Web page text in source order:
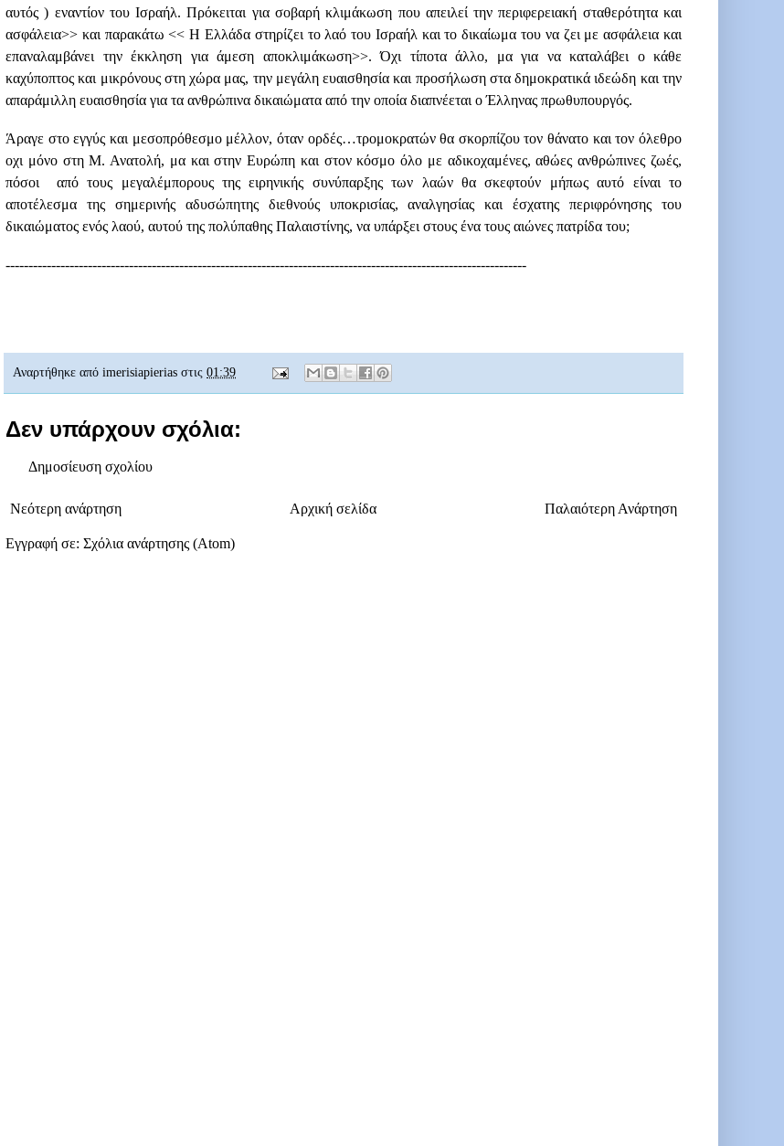
αυτός ) εναντίον του Ισραήλ. Πρόκειται για σοβαρή κλιμάκωση που απειλεί την περιφερειακή σταθερότητα και
ασφάλεια>> και παρακάτω << Η Ελλάδα στηρίζει το λαό του Ισραήλ και το δικαίωμα του να ζει με ασφάλεια και
επαναλαμβάνει την έκκληση για άμεση αποκλιμάκωση>>. Όχι τίποτα άλλο, μα για να καταλάβει ο κάθε
καχύποπτος και μικρόνους στη χώρα μας, την μεγάλη ευαισθησία και προσήλωση στα δημοκρατικά ιδεώδη και την
απαράμιλλη ευαισθησία για τα ανθρώπινα δικαιώματα από την οποία διαπνέεται ο Έλληνας πρωθυπουργός.
Άραγε στο εγγύς και μεσοπρόθεσμο μέλλον, όταν ορδές…τρομοκρατών θα σκορπίζου τον θάνατο και τον όλεθρο
οχι μόνο στη Μ. Ανατολή, μα και στην Ευρώπη και στον κόσμο όλο με αδικοχαμένες, αθώες ανθρώπινες ζωές,
πόσοι
από τους μεγαλέμπορους της ειρηνικής συνύπαρξης των λαών θα σκεφτούν μήπως αυτό είναι το
αποτέλεσμα της σημερινής αδυσώπητης διεθνούς υποκρισίας, αναλγησίας και έσχατης περιφρόνησης του
δικαιώματος ενός λαού, αυτού της πολύπαθης Παλαιστίνης, να υπάρξει στους ένα τους αιώνες πατρίδα του;
------------------------------------------------------------------------------------------------------------------
Αναρτήθηκε από imerisiapierias στις 01:39
Δεν υπάρχουν σχόλια:
Δημοσίευση σχολίου
Νεότερη ανάρτηση Παλαιότερη Ανάρτηση
Αρχική σελίδα
Εγγραφή σε: Σχόλια ανάρτησης (Atom)